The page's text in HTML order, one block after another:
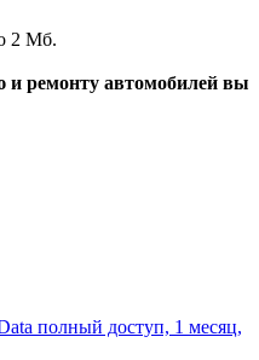
2 Мб.
ремонту автомобилей вы
полный доступ, 1 месяц,